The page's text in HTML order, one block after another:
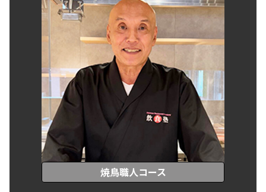
焼鳥職人コース